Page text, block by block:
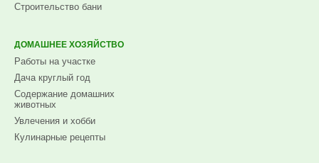
Строительство бани
ДОМАШНЕЕ ХОЗЯЙСТВО
Работы на участке
Дача круглый год
Содержание домашних
животных
Увлечения и хобби
Кулинарные рецепты